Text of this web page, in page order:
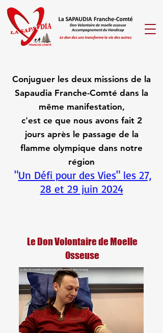
Conjuguer les deux missions de la
Sapaudia Franche-Comté dans la
même manifestation,
c'est ce que nous avons fait 2
jours après le passage de la
flamme olympique dans notre
région
​"Un Défi pour des Vies" les 27,
28 et 29 juin 2024
Le Don Volontaire de Moelle
Osseuse